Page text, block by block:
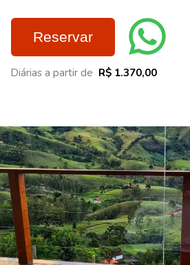
Reservar
Diárias a partir de R$ 1.370,00